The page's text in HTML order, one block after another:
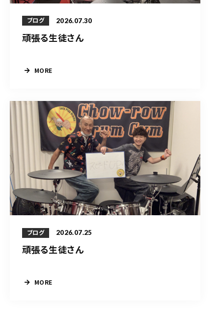
ブログ 2026.07.30
頑張る生徒さん
MORE
ブログ 2026.07.25
頑張る生徒さん
MORE